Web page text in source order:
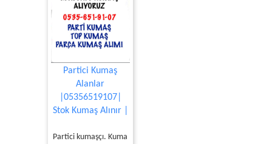
Partici Kumaş
Alanlar
|05356519107|
Stok Kumaş Alınır |
Partici kumaşçı. Kuma